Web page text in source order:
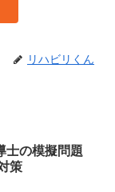
リハビリくん
士の模擬問題
策